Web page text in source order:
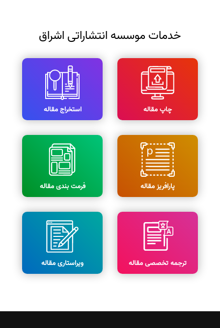
خدمات موسسه انتشاراتی اشراق
چاپ مقاله استخراج مقاله
پارافریز مقاله فرمت بندی مقاله
ترجمه تخصصی مقاله ویراستاری مقاله